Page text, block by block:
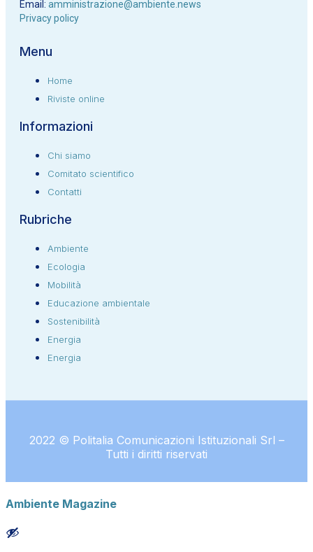
Email: amministrazione@ambiente.news
Privacy policy
Menu
Home
Riviste online
Informazioni
Chi siamo
Comitato scientifico
Contatti
Rubriche
Ambiente
Ecologia
Mobilità
Educazione ambientale
Sostenibilità
Energia
Energia
2022 © Politalia Comunicazioni Istituzionali Srl –
Tutti i diritti riservati
Ambiente Magazine